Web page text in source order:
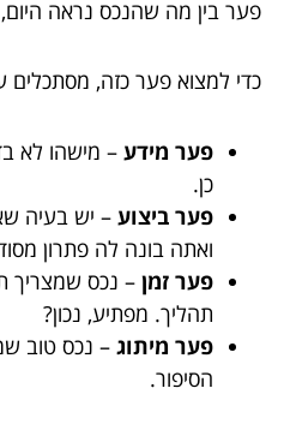
פער בין מה שהנכס נראה היום,
כדי למצוא פער כזה, מסתכלים
פער מידע – מישהו לא
כן.
פער ביצוע – יש בעיה
ואתה בונה לה פתרון
פער זמן – נכס שמצריך
תהליך. מפתיע, נכון?
פער מיתוג – נכס טוב
הסיפור.